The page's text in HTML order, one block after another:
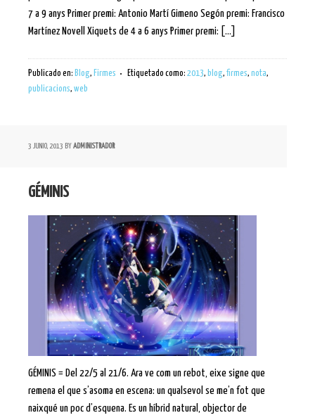
7 a 9 anys Primer premi: Antonio Martí Gimeno Segón premi: Francisco
Martínez Novell Xiquets de 4 a 6 anys Primer premi: […]
Publicado en: Blog, Firmes Etiquetado como: 2013, blog, firmes, nota,
publicacions, web
3 JUNIO, 2013 BY ADMINISTRADOR
GÉMINIS
GÉMINIS = Del 22/5 al 21/6. Ara ve com un rebot, eixe signe que
remena el que s’asoma en escena: un qualsevol se me’n fot que
naixqué un poc d’esquena. Es un híbrid natural, objector de